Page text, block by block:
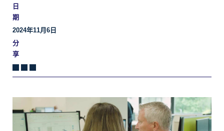
日
期
2024年11月6日
分
享